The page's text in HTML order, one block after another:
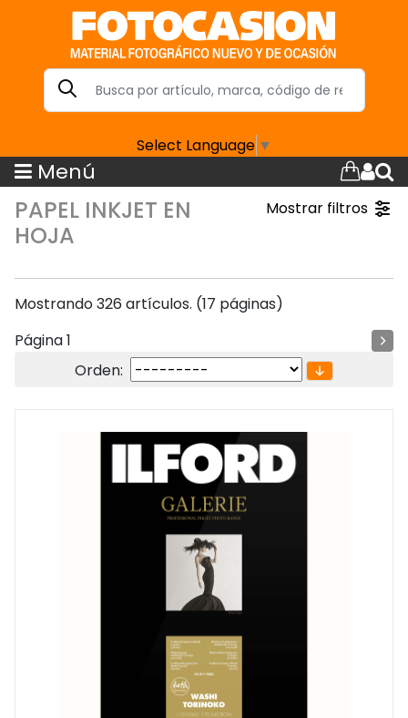
Select Language ▼
Menú
PAPEL INKJET EN
HOJA
Mostrar filtros
Mostrando 326 artículos. (17 páginas)
Página 1
Orden: